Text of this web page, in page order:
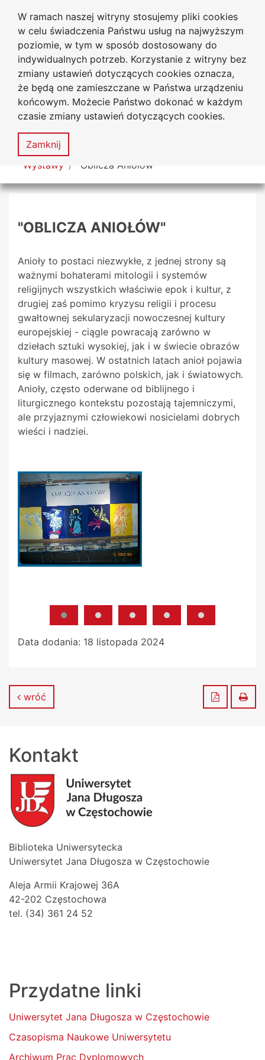
W ramach naszej witryny stosujemy pliki cookies
w celu świadczenia Państwu usług na najwyższym
poziomie, w tym w sposób dostosowany do
indywidualnych potrzeb. Korzystanie z witryny bez
zmiany ustawień dotyczących cookies oznacza,
że będą one zamieszczane w Państwa urządzeniu
końcowym. Możecie Państwo dokonać w każdym
czasie zmiany ustawień dotyczących cookies.
Zamknij
Przejdź do głównego menu
Przejdź do treści
Przejdź do wyszukiwarki
Przejdź do mapy serwisu
Biblioteka Uniwersytecka
Uniwersytetu Jana Długosza
w Częstochowie
Deklaracja
dostępności
Mapa
serwisu
MENU
Tutaj jesteś
Wystawy "Oblicza Aniołów"
"OBLICZA ANIOŁÓW"
Anioły to postaci niezwykłe, z jednej strony są
ważnymi bohaterami mitologii i systemów
religijnych wszystkich właściwie epok i kultur, z
drugiej zaś pomimo kryzysu religii i procesu
gwałtownej sekularyzacji nowoczesnej kultury
europejskiej - ciągle powracają zarówno w
dziełach sztuki wysokiej, jak i w świecie obrazów
kultury masowej. W ostatnich latach anioł pojawia
się w filmach, zarówno polskich, jak i światowych.
Anioły, często oderwane od biblijnego i
liturgicznego kontekstu pozostają tajemniczymi,
ale przyjaznymi człowiekowi nosicielami dobrych
wieści i nadziei.
Data dodania: 18 listopada 2024
wróć Zapisz do
Kontakt
Biblioteka Uniwersytecka
Uniwersytet Jana Długosza w Częstochowie
Aleja Armii Krajowej 36A
42-202 Częstochowa
tel. (34) 361 24 52
Przydatne linki
Uniwersytet Jana Długosza w Częstochowie
Czasopisma Naukowe Uniwersytetu
Archiwum Prac Dyplomowych